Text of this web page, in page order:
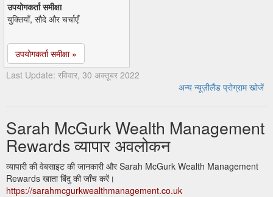
उपयोगकर्ता समीक्षा
युक्तियाँ, सौदे और चर्चाएँ
उपयोगकर्ता समीक्षा »
Last Update: रविवार, 30 अक्तूबर 2022
अन्य न्यूज़ीलैंड प्रोग्राम खोजें
Sarah McGurk Wealth Management
Rewards व्यापार अवलोकन
व्यापारी की वेबसाइट की जानकारी और Sarah McGurk Wealth Management
Rewards खाता बिंदु की जाँच करें।
https://sarahmcgurkwealthmanagement.co.uk